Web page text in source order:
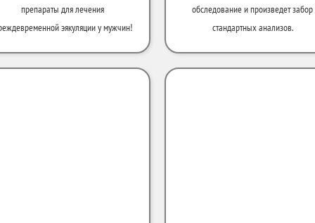
препараты для лечения
эякуляции у мужчин!
обследование и произведет забор
стандартных анализов.